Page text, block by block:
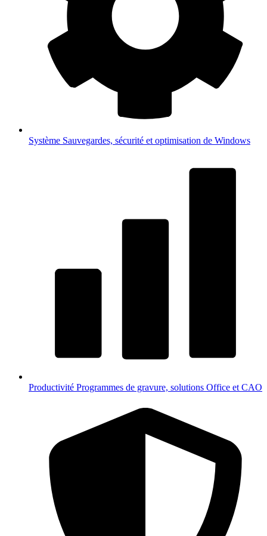
Système Sauvegardes, sécurité et optimisation de Windows
Productivité Programmes de gravure, solutions Office et CAO